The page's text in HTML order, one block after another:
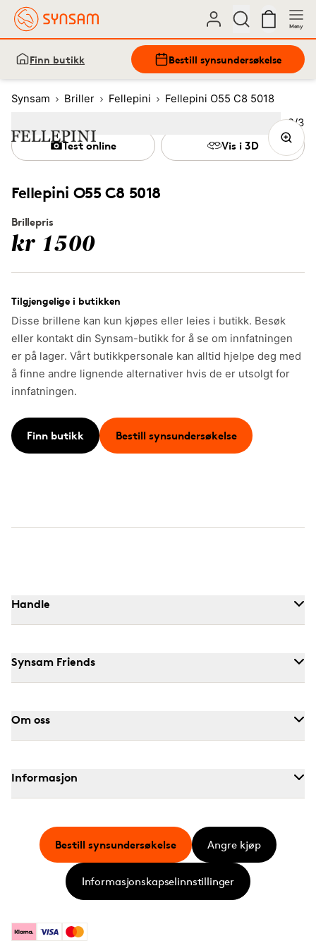
Meny
Finn butikk Bestill synsundersøkelse
Synsam Briller Fellepini Fellepini O55 C8 5018
Fellepini O55 C8 5018
Brillepris
kr 1500
Tilgjengelige i butikken
Disse brillene kan kun kjøpes eller leies i butikk. Besøk
eller kontakt din Synsam-butikk for å se om innfatningen
er på lager. Vårt butikkpersonale kan alltid hjelpe deg med
å finne andre lignende alternativer hvis de er utsolgt for
innfatningen.
Finn butikk Bestill synsundersøkelse
Test online Vis i 3D
Bilde
2/3
Image1 3
Handle
Synsam Friends
Om oss
Informasjon
KlarnaVisa Mastercard
Bestill synsundersøkelse Angre kjøp
Informasjonskapselinnstillinger